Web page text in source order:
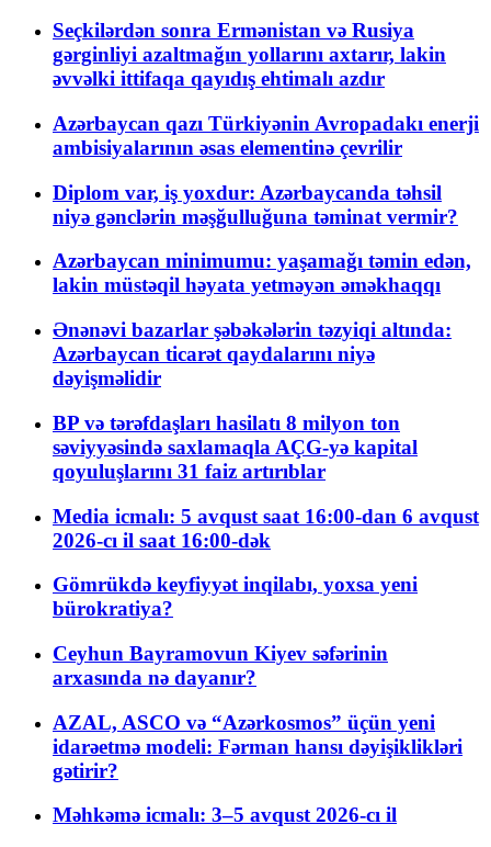
Seçkilərdən sonra Ermənistan və Rusiya
gərginliyi azaltmağın yollarını axtarır, lakin
əvvəlki ittifaqa qayıdış ehtimalı azdır
Azərbaycan qazı Türkiyənin Avropadakı enerji
ambisiyalarının əsas elementinə çevrilir
Diplom var, iş yoxdur: Azərbaycanda təhsil
niyə gənclərin məşğulluğuna təminat vermir?
Azərbaycan minimumu: yaşamağı təmin edən,
lakin müstəqil həyata yetməyən əməkhaqqı
Ənənəvi bazarlar şəbəkələrin təzyiqi altında:
Azərbaycan ticarət qaydalarını niyə
dəyişməlidir
BP və tərəfdaşları hasilatı 8 milyon ton
səviyyəsində saxlamaqla AÇG-yə kapital
qoyuluşlarını 31 faiz artırıblar
Media icmalı: 5 avqust saat 16:00-dan 6 avqust
2026-cı il saat 16:00-dək
Gömrükdə keyfiyyət inqilabı, yoxsa yeni
bürokratiya?
Ceyhun Bayramovun Kiyev səfərinin
arxasında nə dayanır?
AZAL, ASCO və “Azərkosmos” üçün yeni
idarəetmə modeli: Fərman hansı dəyişiklikləri
gətirir?
Məhkəmə icmalı: 3–5 avqust 2026-cı il